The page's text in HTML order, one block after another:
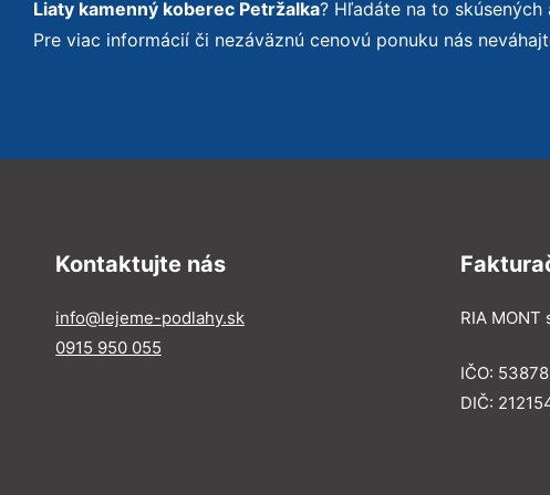
Liaty kamenný koberec Petržalka? Hľadáte na to
Pre viac informácií či nezáväznú cenovú ponuku nás
Kontaktujte nás
info@lejeme-podlahy.sk
0915 950 055
RIA MONT
IČO:
DIČ: